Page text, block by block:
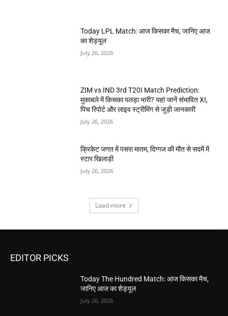
Today LPL Match: आज किसका मैच, जानिए आज
का शेड्यूल
July 26, 2026
ZIM vs IND 3rd T20I Match Prediction:
मुकाबले में किसका पलड़ा भारी? यहां जानें संभावित XI,
पिच रिपोर्ट और लाइव स्ट्रीमिंग से जुड़ी जानकारी
July 26, 2026
क्रिकेट जगत में पसरा मातम, दिग्गज की मौत से सदमें में
स्टार खिलाड़ी
July 26, 2026
Load more
EDITOR PICKS
Today The Hundred Match: आज किसका मैच,
जानिए आज का शेड्यूल
July 26, 2026